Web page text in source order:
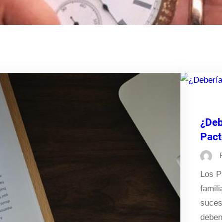
Los